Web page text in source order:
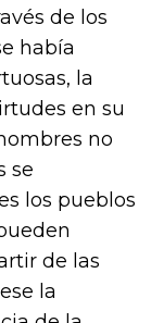
de los
había
la
en su
no
se
los pueblos
de las
la